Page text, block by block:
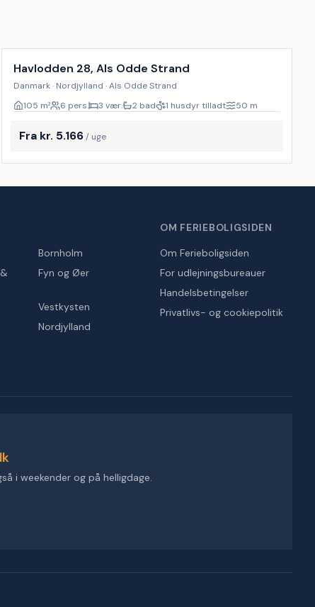
Havlodden 28, Als Odde Strand
Danmark · Nordjylland · Als Odde Strand
105 m² 6 pers. 3 vær. 2 bad 1 husdyr tilladt 50 m
Fra kr. 5.166 / uge
Bornholm
Fyn og Øer
Vestkysten
Nordjylland
OM FERIEBOLIGSIDEN
Om Ferieboligsiden
For udlejningsbureauer
Handelsbetingelser
Privatlivs- og cookiepolitik
i weekender og på helligdage.